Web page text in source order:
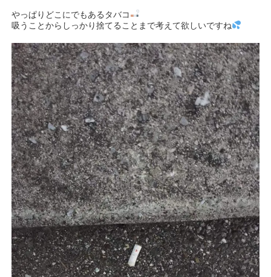
やっぱりどこにでもあるタバコ
吸うことからしっかり捨てることまで考えて欲しいですね